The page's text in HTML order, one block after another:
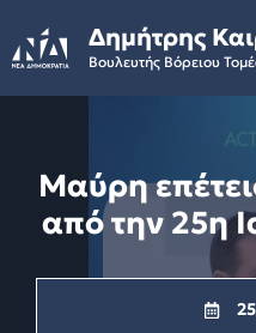
to
content
Δημήτρης
Βουλευτής Βόρειου
Μαύρη
από την 25η